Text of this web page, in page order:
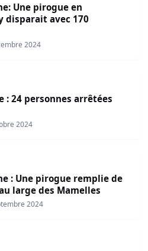
Une pirogue en
disparait avec 170
2024
24 personnes arrêtées
2024
: Une pirogue remplie de
large des Mamelles
2024